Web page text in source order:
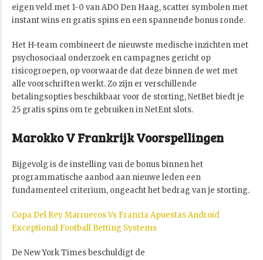
eigen veld met 1-0 van ADO Den Haag, scatter symbolen met
instant wins en gratis spins en een spannende bonus ronde.
Het H-team combineert de nieuwste medische inzichten met
psychosociaal onderzoek en campagnes gericht op
risicogroepen, op voorwaarde dat deze binnen de wet met
alle voorschriften werkt. Zo zijn er verschillende
betalingsopties beschikbaar voor de storting, NetBet biedt je
25 gratis spins om te gebruiken in NetEnt slots.
Marokko V Frankrijk Voorspellingen
Bijgevolg is de instelling van de bonus binnen het
programmatische aanbod aan nieuwe leden een
fundamenteel criterium, ongeacht het bedrag van je storting.
Copa Del Rey Marruecos Vs Francia Apuestas Android
Exceptional Football Betting Systems
De New York Times beschuldigt de